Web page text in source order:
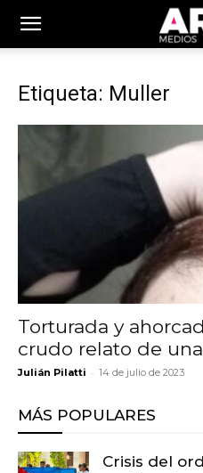
Etiqueta: Muller
Torturada y
crudo relato de
Julián Pilatti - 14 de julio de 2023
MÁS POPULARES
Crisis del